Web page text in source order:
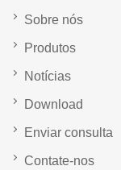
Sobre nós
Produtos
Notícias
Download
Enviar consulta
Contate-nos